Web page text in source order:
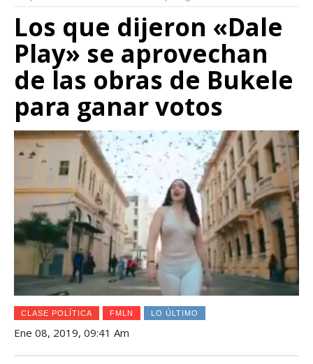
Los que dijeron «Dale
Play» se aprovechan
de las obras de Bukele
para ganar votos
CLASE POLÍTICA FMLN LO ÚLTIMO
Ene 08, 2019, 09:41 Am